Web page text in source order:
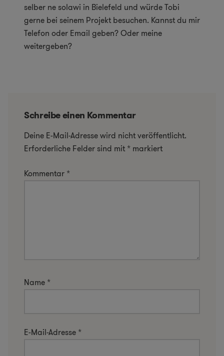
selber ne solawi in Bielefeld und würde Tobi
gerne bei seinem Projekt besuchen. Kannst du mir
Telefon oder Email geben? Oder meine
weitergeben?
Schreibe einen Kommentar
Deine E-Mail-Adresse wird nicht veröffentlicht.
Erforderliche Felder sind mit * markiert
Kommentar *
Name *
E-Mail-Adresse *